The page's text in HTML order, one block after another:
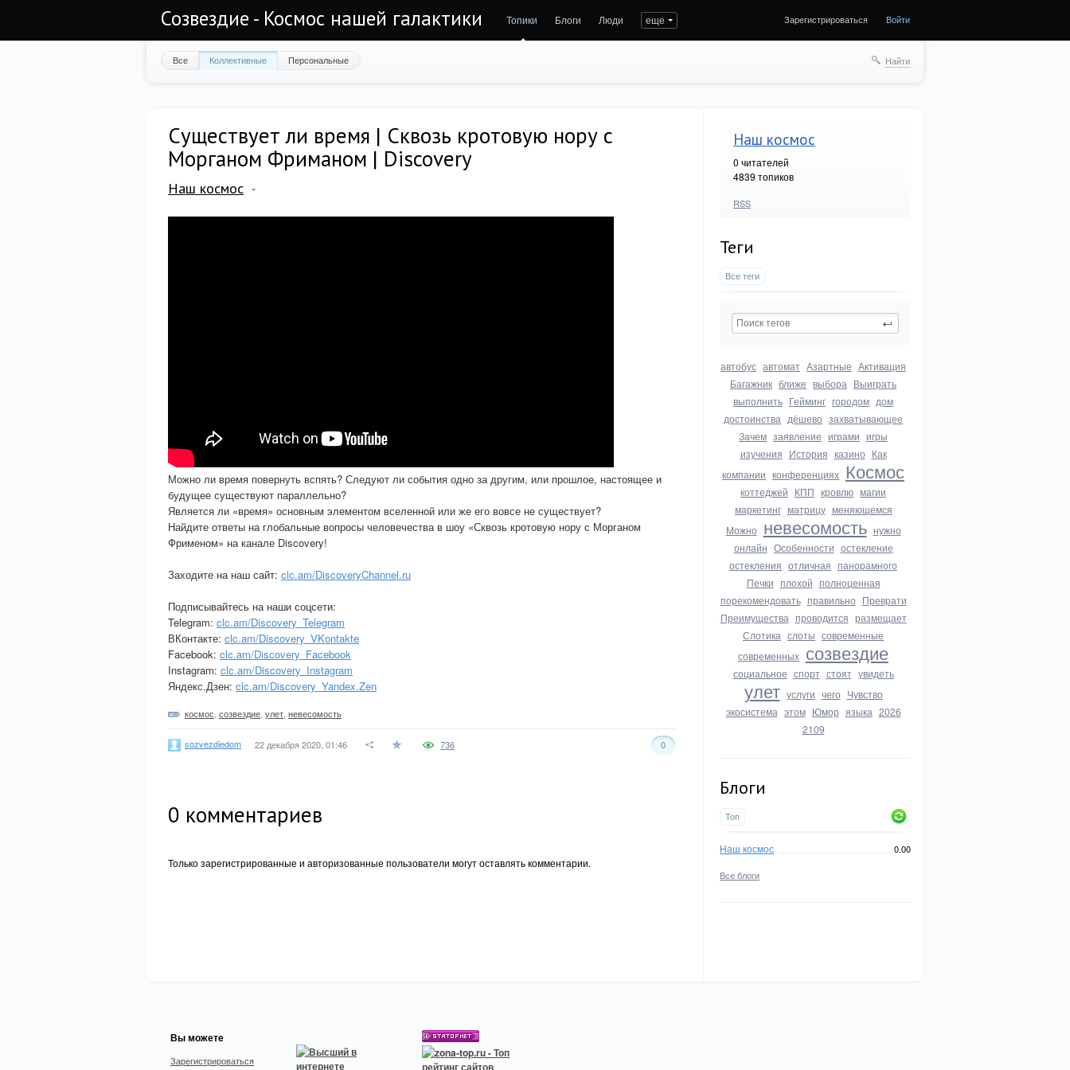
Созвездие - Космос нашей галактики Топики Блоги Люди еще Зарегистрироваться Войти
Все Коллективные Персональные Найти
Наш космос
0 читателей
4839 топиков
RSS
Теги
Все теги
автобус автомат Азартные Активация
Багажник ближе выбора Выиграть
выполнить Гейминг городом дом
достоинства дёшево захватывающее
Зачем заявление играми игры
изучения История казино Как
компании конференциях Космос
коттеджей КПП кровлю магии
маркетинг матрицу меняющемся
Можно невесомость нужно
онлайн Особенности остекление
остекления отличная панорамного
Печки плохой полноценная
порекомендовать правильно Преврати
Преимущества проводится размещает
Слотика слоты современные
современных созвездие
социальное спорт стоят увидеть
улет услуги чего Чувство
экосистема этом Юмор языка 2026
2109
Блоги
Топ
Наш космос 0.00
Все блоги
Существует ли время | Сквозь кротовую нору с
Морганом Фриманом | Discovery
Наш космос
Можно ли время повернуть вспять? Следуют ли события одно за другим, или прошлое, настоящее и
будущее существуют параллельно?
Является ли «время» основным элементом вселенной или же его вовсе не существует?
Найдите ответы на глобальные вопросы человечества в шоу «Сквозь кротовую нору с Морганом
Фрименом» на канале Discovery!
Заходите на наш сайт: clc.am/DiscoveryChannel.ru
Подписывайтесь на наши соцсети:
Telegram: clc.am/Discovery_Telegram
ВКонтакте: clc.am/Discovery_VKontakte
Facebook: clc.am/Discovery_Facebook
Instagram: clc.am/Discovery_Instagram
Яндекс.Дзен: clc.am/Discovery_Yandex.Zen
космос созвездие улет невесомость
sozvezdiedom 22 декабря 2020, 01:46 0
736
0 комментариев
Только зарегистрированные и авторизованные пользователи могут оставлять комментарии.
Вы можете
Зарегистрироваться